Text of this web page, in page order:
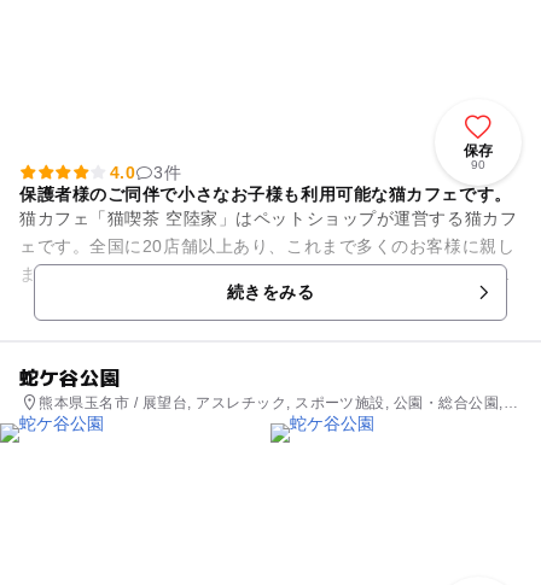
保存
90
4.0
3件
保護者様のご同伴で小さなお子様も利用可能な猫カフェです。
猫カフェ「猫喫茶 空陸家」はペットショップが運営する猫カフ
ェです。全国に20店舗以上あり、これまで多くのお客様に親し
まれて参りました。世代は幅広く、お子様（保護者様ご同伴）
からでも安心してご利用...続きをみる
蛇ケ谷公園
熊本県玉名市 / 展望台, アスレチック, スポーツ施設, 公園・総合公園,
観光